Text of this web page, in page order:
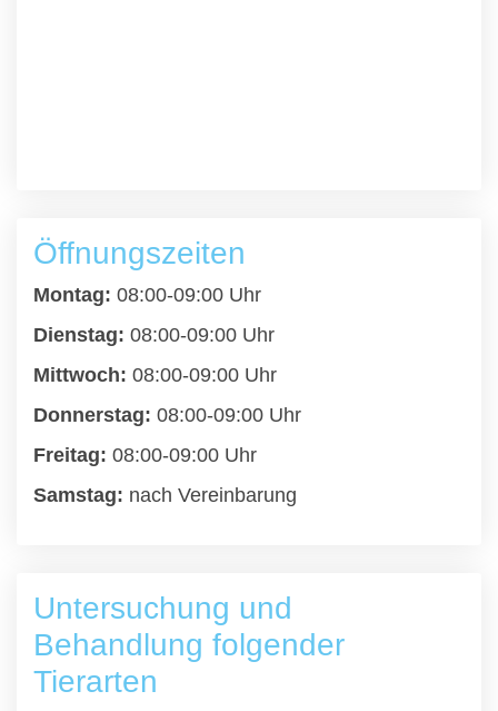
Öffnungszeiten
Montag: 08:00-09:00 Uhr
Dienstag: 08:00-09:00 Uhr
Mittwoch: 08:00-09:00 Uhr
Donnerstag: 08:00-09:00 Uhr
Freitag: 08:00-09:00 Uhr
Samstag: nach Vereinbarung
Untersuchung und
Behandlung folgender
Tierarten